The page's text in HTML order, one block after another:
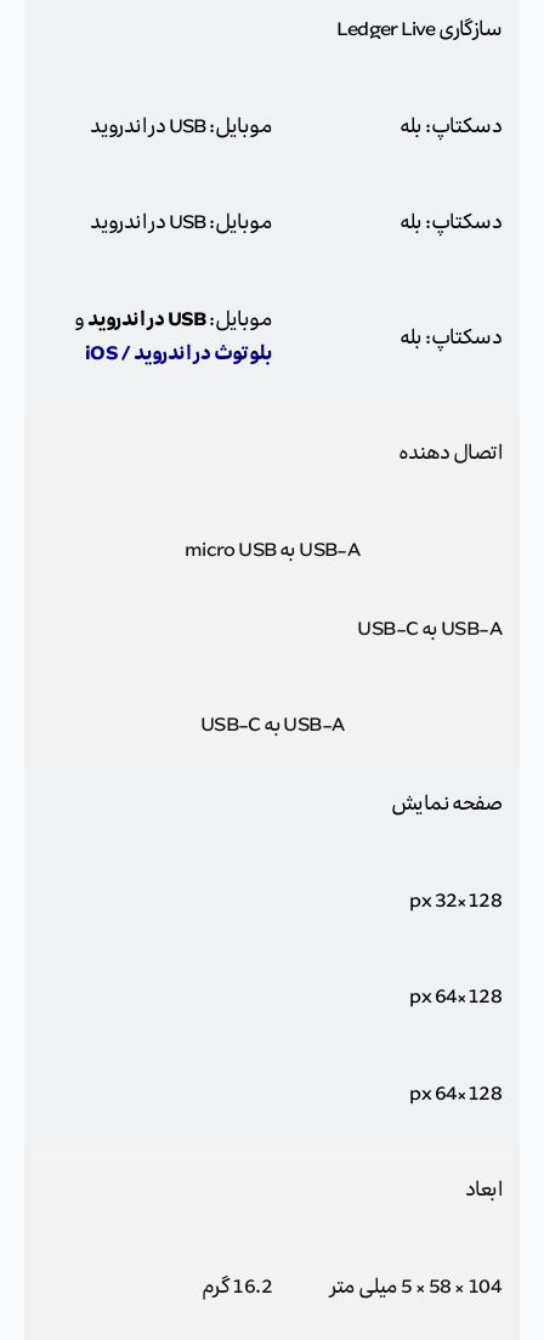
سازگاری Ledger Live
دسکتاپ: بله موبایل: USB در اندروید
دسکتاپ: بله موبایل: USB در اندروید
دسکتاپ: بله
موبایل:USB در اندروید و
بلوتوث در اندروید / iOS
اتصال دهنده
USB-A به micro USB
USB-A به USB-C
USB-A به USB-C
صفحه نمایش
128×32 px
128×64 px
128×64 px
ابعاد
104 × 58 × 5 میلی متر 16.2 گرم